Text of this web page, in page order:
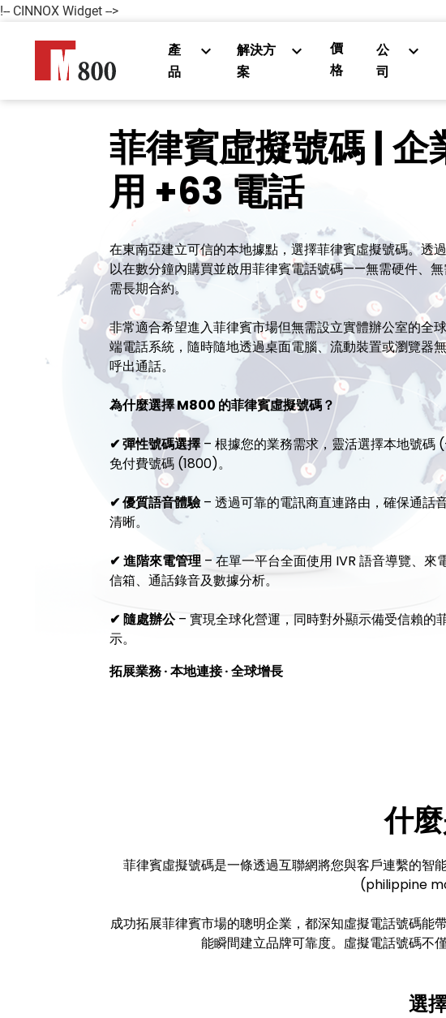
!-- CINNOX Widget -->
產
品
解決方
案
價
格
公
司
菲律賓虛擬號碼 | 企
用 +63 電話
在東南亞建立可信的本地據點，選擇菲律賓虛擬號碼。透
以在數分鐘內購買並啟用菲律賓電話號碼——無需硬件、無
需長期合約。
非常適合希望進入菲律賓市場但無需設立實體辦公室的全
端電話系統，隨時隨地透過桌面電腦、流動裝置或瀏覽器
呼出通話。
為什麼選擇 M800 的菲律賓虛擬號碼？
✔ 彈性號碼選擇– 根據您的業務需求，靈活選擇本地號碼
免付費號碼 (1800)。
✔ 優質語音體驗– 透過可靠的電訊商直連路由，確保通話
清晰。
✔進階來電管理– 在單一平台全面使用 IVR 語音導覽、來
信箱、通話錄音及數據分析。
✔隨處辦公– 實現全球化營運，同時對外顯示備受信賴的
示。
拓展業務 · 本地連接 · 全球增長
什
菲律賓虛擬號碼是一條透過互聯網將您與客戶連繫的智
(philippine
成功拓展菲律賓市場的聰明企業，都深知虛擬電話號碼能
能瞬間建立品牌可靠度。虛擬電話號碼不
選